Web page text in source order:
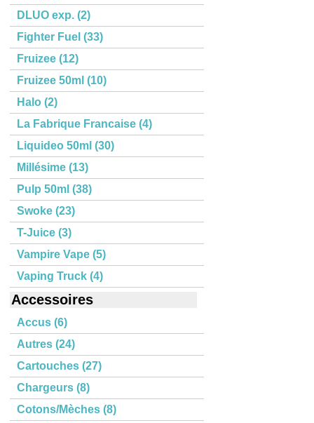
DLUO exp. (2)
Fighter Fuel (33)
Fruizee (12)
Fruizee 50ml (10)
Halo (2)
La Fabrique Francaise (4)
Liquideo 50ml (30)
Millésime (13)
Pulp 50ml (38)
Swoke (23)
T-Juice (3)
Vampire Vape (5)
Vaping Truck (4)
Accessoires
Accus (6)
Autres (24)
Cartouches (27)
Chargeurs (8)
Cotons/Mèches (8)